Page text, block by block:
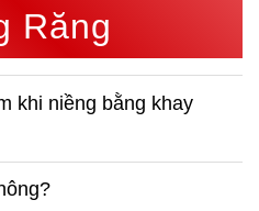
Răng
khi niềng bằng khay